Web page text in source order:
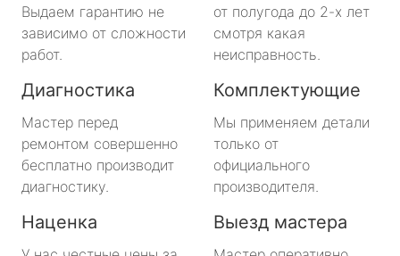
Выдаем гарантию не
зависимо от сложности
работ.
от полугода до 2-х лет
смотря какая
неисправность.
Диагностика
Мастер перед
ремонтом совершенно
бесплатно производит
диагностику.
Комплектующие
Мы применяем детали
только от
официального
производителя.
Наценка Выезд мастера